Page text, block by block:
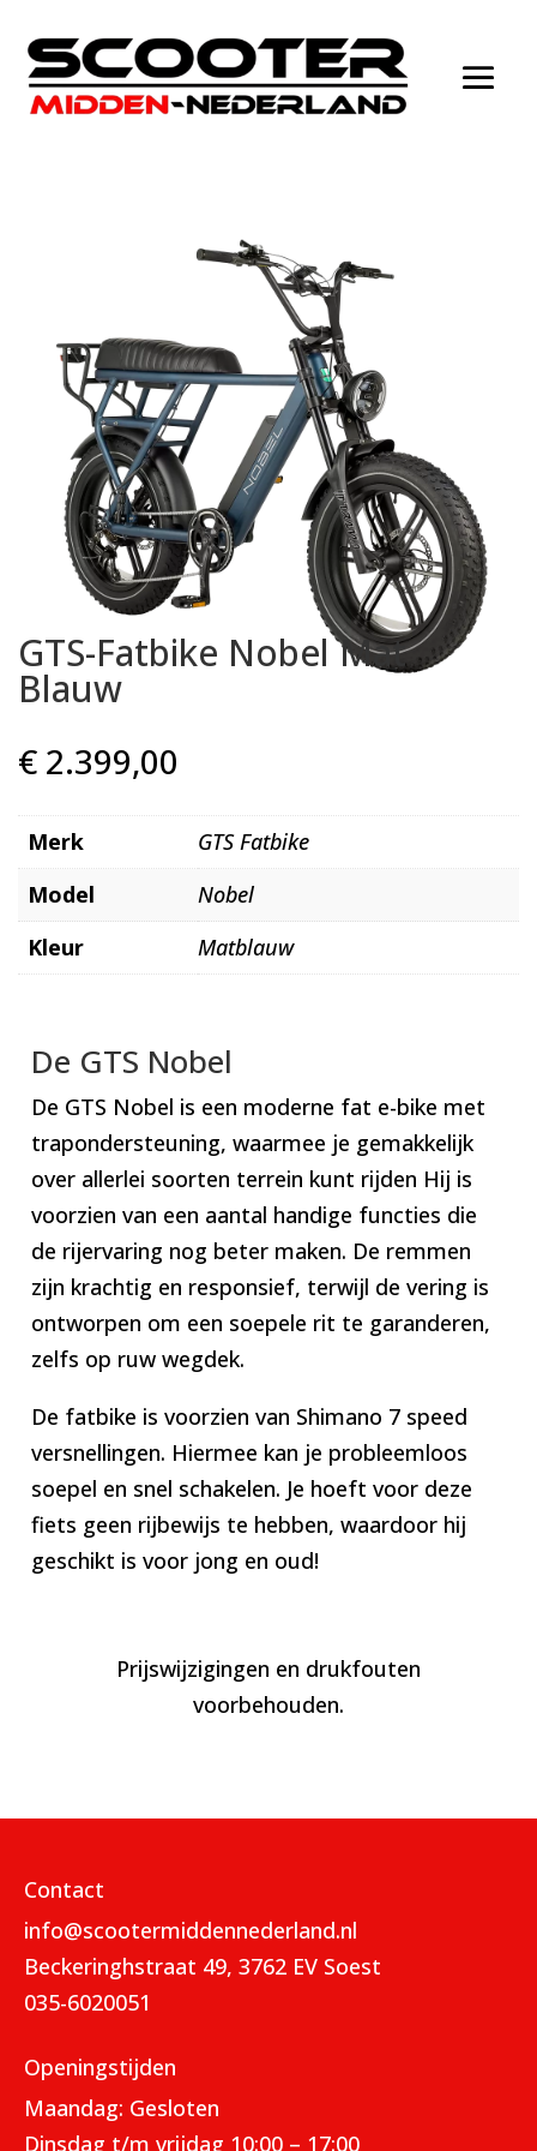
GTS-Fatbike Nobel Mat
Blauw
€ 2.399,00
Merk
GTS Fatbike
Model
Nobel
Kleur
Matblauw
De GTS Nobel
De GTS Nobel is een moderne fat e-bike met
trapondersteuning, waarmee je gemakkelijk
over allerlei soorten terrein kunt rijden Hij is
voorzien van een aantal handige functies die
de rijervaring nog beter maken. De remmen
zijn krachtig en responsief, terwijl de vering is
ontworpen om een soepele rit te garanderen,
zelfs op ruw wegdek.
De fatbike is voorzien van Shimano 7 speed
versnellingen. Hiermee kan je probleemloos
soepel en snel schakelen. Je hoeft voor deze
fiets geen rijbewijs te hebben, waardoor hij
geschikt is voor jong en oud!
Prijswijzigingen en drukfouten
voorbehouden.
Contact
info@scootermiddennederland.nl
Beckeringhstraat 49, 3762 EV Soest
035-6020051
Openingstijden
Maandag: Gesloten
Dinsdag t/m vrijdag 10:00 – 17:00